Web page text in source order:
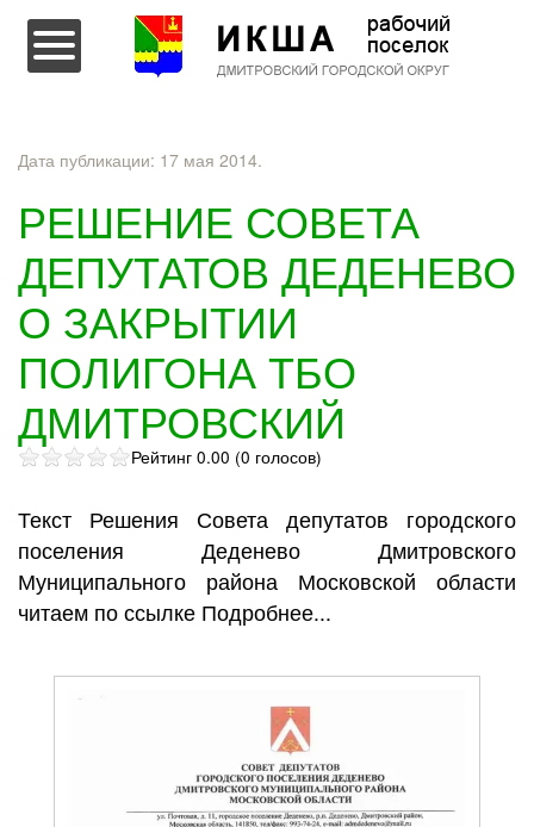
Перейти к содержимому
Дата публикации: 17 мая 2014.
РЕШЕНИЕ СОВЕТА
ДЕПУТАТОВ ДЕДЕНЕВО
О ЗАКРЫТИИ
ПОЛИГОНА ТБО
ДМИТРОВСКИЙ
Рейтинг 0.00 (0 голосов)
Текст Решения Совета депутатов городского
поселения Деденево Дмитровского
Муниципального района Московской области
читаем по ссылке Подробнее...